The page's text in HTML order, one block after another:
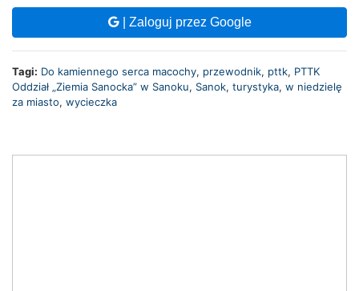
| Zaloguj przez Google
Tagi: Do kamiennego serca macochy, przewodnik, pttk, PTTK
Oddział „Ziemia Sanocka” w Sanoku, Sanok, turystyka, w niedzielę
za miasto, wycieczka